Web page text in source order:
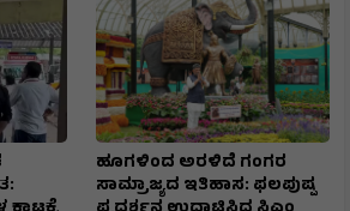
ಹೂಗಳಿಂದ ಅರಳಿದೆ ಗಂಗರ
ಸಾಮ್ರಾಜ್ಯದ ಇತಿಹಾಸ: ಫಲಪುಷ್ಪ